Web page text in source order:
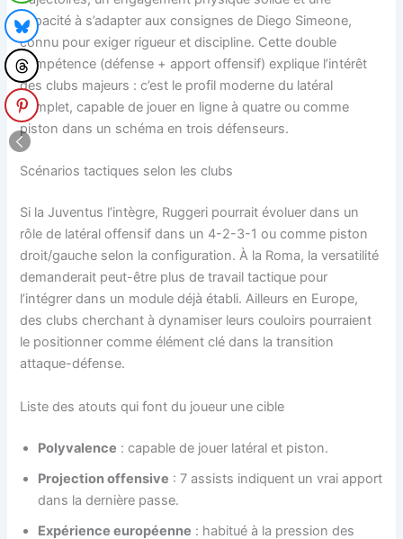
capacité à s’adapter aux consignes de Diego Simeone,
connu pour exiger rigueur et discipline. Cette double
compétence (défense + apport offensif) explique l’intérêt
des clubs majeurs : c’est le profil moderne du latéral
complet, capable de jouer en ligne à quatre ou comme
piston dans un schéma en trois défenseurs.
Scénarios tactiques selon les clubs
Si la Juventus l’intègre, Ruggeri pourrait évoluer dans un
rôle de latéral offensif dans un 4-2-3-1 ou comme piston
droit/gauche selon la configuration. À la Roma, la versatilité
demanderait peut-être plus de travail tactique pour
l’intégrer dans un module déjà établi. Ailleurs en Europe,
des clubs cherchant à dynamiser leurs couloirs pourraient
le positionner comme élément clé dans la transition
attaque-défense.
Liste des atouts qui font du joueur une cible
Polyvalence : capable de jouer latéral et piston.
Projection offensive : 7 assists indiquent un vrai apport
dans la dernière passe.
Expérience européenne : habitué à la pression des